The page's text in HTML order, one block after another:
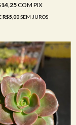
COM PIX
R$5,00SEM JUROS